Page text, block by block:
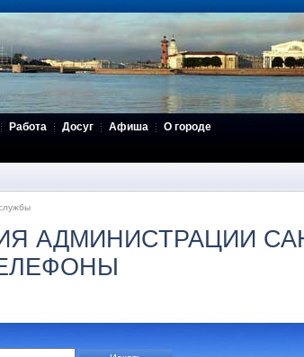
Работа Досуг Афиша О городе
АДМИНИСТРАЦИИ